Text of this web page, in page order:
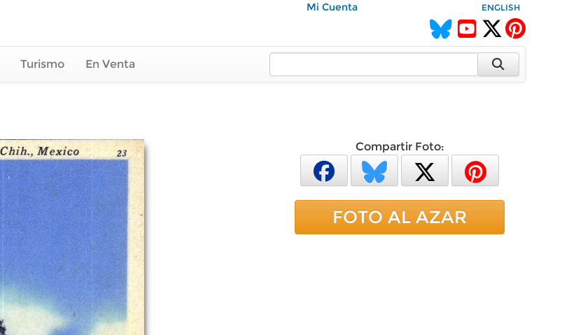
Mi Cuenta ENGLISH
Turismo En Venta
Compartir Foto:
FOTO AL AZAR